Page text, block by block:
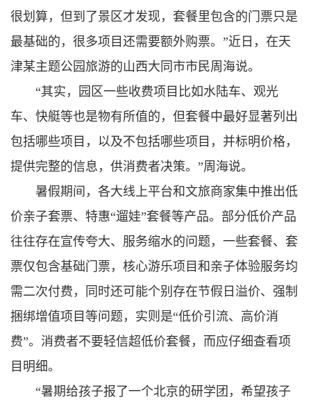
很划算，但到了景区才发现，套餐里包含的门票只是
最基础的，很多项目还需要额外购票。”近日，在天
津某主题公园旅游的山西大同市市民周海说。
“其实，园区一些收费项目比如水陆车、观光
车、快艇等也是物有所值的，但套餐中最好显著列出
包括哪些项目，以及不包括哪些项目，并标明价格，
提供完整的信息，供消费者决策。”周海说。
暑假期间，各大线上平台和文旅商家集中推出低
价亲子套票、特惠“遛娃”套餐等产品。部分低价产品
往往存在宣传夸大、服务缩水的问题，一些套餐、套
票仅包含基础门票，核心游乐项目和亲子体验服务均
需二次付费，同时还可能个别存在节假日溢价、强制
捆绑增值项目等问题，实则是“低价引流、高价消
费”。消费者不要轻信超低价套餐，而应仔细查看项
目明细。
“暑期给孩子报了一个北京的研学团，希望孩子